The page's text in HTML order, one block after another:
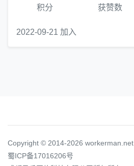
积分
获赞数
2022-09-21 加入
Copyright © 2014-2026 workerman.net
蜀ICP备17016206号